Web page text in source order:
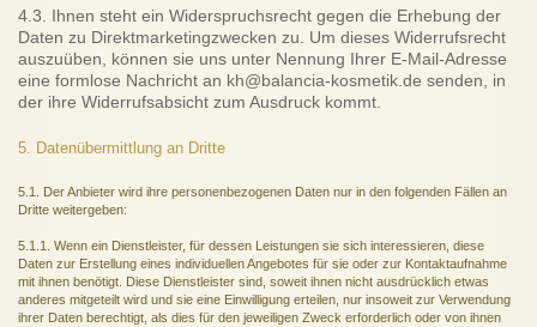
4.3. Ihnen steht ein Widerspruchsrecht gegen die Erhebung der
Daten zu Direktmarketingzwecken zu. Um dieses Widerrufsrecht
auszuüben, können sie uns unter Nennung Ihrer E-Mail-Adresse
eine formlose Nachricht an kh@balancia-kosmetik.de senden, in
der ihre Widerrufsabsicht zum Ausdruck kommt.
5. Datenübermittlung an Dritte
5.1. Der Anbieter wird ihre personenbezogenen Daten nur in den folgenden Fällen an
Dritte weitergeben:
5.1.1. Wenn ein Dienstleister, für dessen Leistungen sie sich interessieren, diese
Daten zur Erstellung eines individuellen Angebotes für sie oder zur Kontaktaufnahme
mit ihnen benötigt. Diese Dienstleister sind, soweit ihnen nicht ausdrücklich etwas
anderes mitgeteilt wird und sie eine Einwilligung erteilen, nur insoweit zur Verwendung
ihrer Daten berechtigt, als dies für den jeweiligen Zweck erforderlich oder von ihnen